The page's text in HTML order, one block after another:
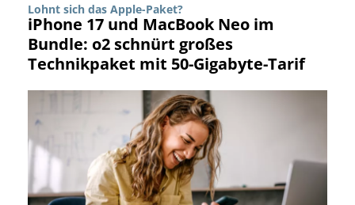
Lohnt sich das Apple-Paket?
iPhone 17 und MacBook Neo im
Bundle: o2 schnürt großes
Technikpaket mit 50-Gigabyte-Tarif